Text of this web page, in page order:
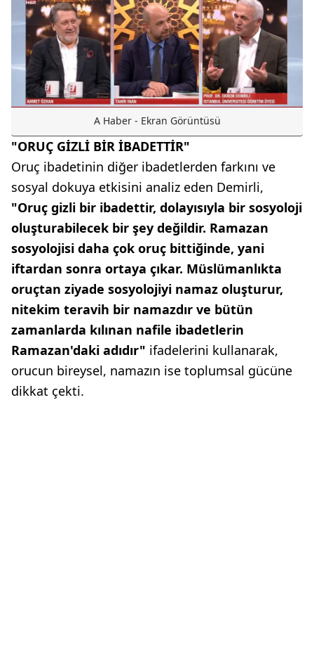
A Haber - Ekran Görüntüsü
"ORUÇ GİZLİ BİR İBADETTİR"
Oruç ibadetinin diğer ibadetlerden farkını ve
sosyal dokuya etkisini analiz eden Demirli,
"Oruç gizli bir ibadettir, dolayısıyla bir sosyoloji
oluşturabilecek bir şey değildir. Ramazan
sosyolojisi daha çok oruç bittiğinde, yani
iftardan sonra ortaya çıkar. Müslümanlıkta
oruçtan ziyade sosyolojiyi namaz oluşturur,
nitekim teravih bir namazdır ve bütün
zamanlarda kılınan nafile ibadetlerin
Ramazan'daki adıdır" ifadelerini kullanarak,
orucun bireysel, namazın ise toplumsal gücüne
dikkat çekti.